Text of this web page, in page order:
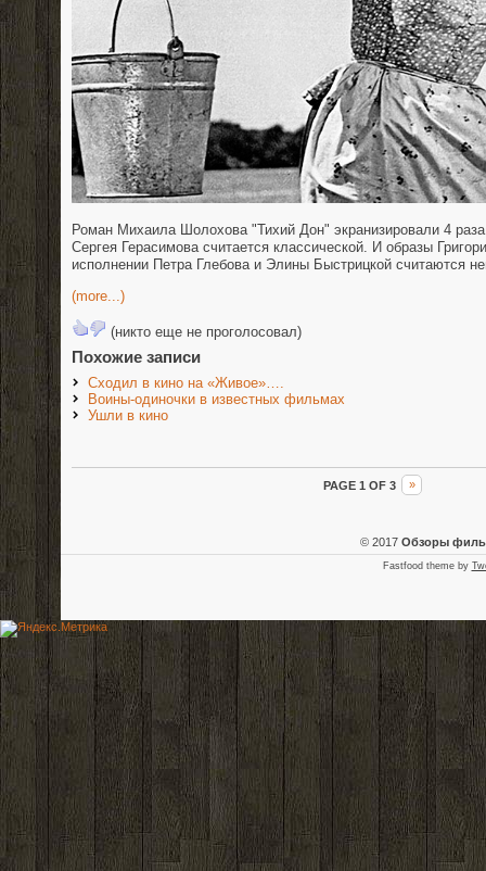
Роман Михаила Шолохова "Тихий Дон" экранизировали 4
Сергея Герасимова считается классической. И образы
исполнении Петра Глебова и Элины Быстрицкой считаются
(more...)
(никто еще не проголосовал)
Похожие записи
Сходил в кино на «Живое»….
Воины-одиночки в известных фильмах
Ушли в кино
PAGE 1 OF 3 »
© 2017 Обзоры
Fastfood theme by